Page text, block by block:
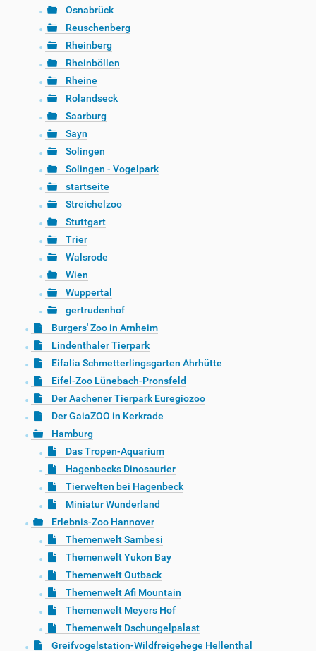
Osnabrück
Reuschenberg
Rheinberg
Rheinböllen
Rheine
Rolandseck
Saarburg
Sayn
Solingen
Solingen - Vogelpark
startseite
Streichelzoo
Stuttgart
Trier
Walsrode
Wien
Wuppertal
gertrudenhof
Burgers' Zoo in Arnheim
Lindenthaler Tierpark
Eifalia Schmetterlingsgarten Ahrhütte
Eifel-Zoo Lünebach-Pronsfeld
Der Aachener Tierpark Euregiozoo
Der GaiaZOO in Kerkrade
Hamburg
Das Tropen-Aquarium
Hagenbecks Dinosaurier
Tierwelten bei Hagenbeck
Miniatur Wunderland
Erlebnis-Zoo Hannover
Themenwelt Sambesi
Themenwelt Yukon Bay
Themenwelt Outback
Themenwelt Afi Mountain
Themenwelt Meyers Hof
Themenwelt Dschungelpalast
Greifvogelstation-Wildfreigehege Hellenthal